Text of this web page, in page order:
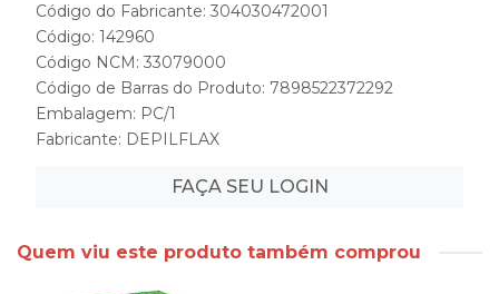
Código do Fabricante: 304030472001
Código: 142960
Código NCM: 33079000
Código de Barras do Produto: 7898522372292
Embalagem: PC/1
Fabricante: DEPILFLAX
FAÇA SEU LOGIN
Quem viu este produto também comprou